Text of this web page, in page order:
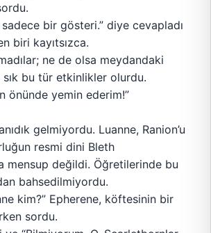
bir gösteri.” diye cevapladı
biri kayıtsızca.
ne de olsa meydandaki
bu tür etkinlikler olurdu.
önünde yemin ederim!”
gelmiyordu. Luanne, Ranion’u
resmi dini Bleth
mensup değildi. Öğretilerinde bu
bahsedilmiyordu.
kim?” Epherene, köftesinin bir
sordu.